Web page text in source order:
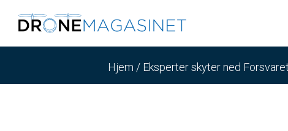
Hjem / Eksperter skyter ned